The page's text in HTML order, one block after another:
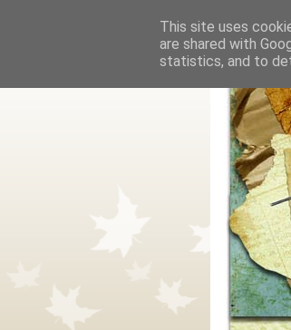
This site uses
are shared with
statistics, and to